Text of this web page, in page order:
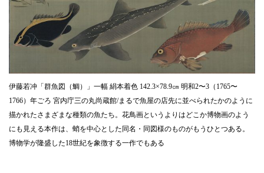
伊藤若冲「群魚図（鯛）」一幅 絹本着色 142.3×78.9㎝ 明和2〜3（1765〜
1766）年ごろ 宮内庁三の丸尚蔵館/まるで魚屋の店先に並べられたかのように
描かれたさまざまな種類の魚たち。花鳥画というよりはどこか博物画のよう
にも見える本作は、蛸を中心とした同名・同図様のものがもうひとつある。
博物学が隆盛した18世紀を象徴する一作でもある